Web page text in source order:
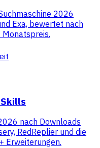
2026
Exa, bewertet nach
nach Downloads
RedReplier und die
Erweiterungen.